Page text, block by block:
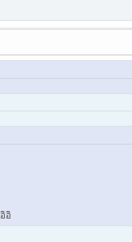
อิ